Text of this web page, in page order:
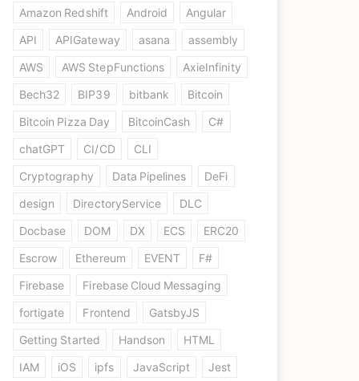
Amazon Redshift
Android
Angular
API
APIGateway asana
assembly
AWS
AWS StepFunctions
AxieInfinity
Bech32
BIP39 bitbank
Bitcoin
Bitcoin Pizza Day
BitcoinCash
C#
chatGPT
CI/CD
CLI
Cryptography
Data Pipelines
DeFi
design
DirectoryService
DLC
Docbase
DOM DX ECS
ERC20
Escrow
Ethereum EVENT
F#
Firebase
Firebase Cloud Messaging
fortigate
Frontend
GatsbyJS
Getting Started
Handson
HTML
IAM
iOS ipfs JavaScript
Jest